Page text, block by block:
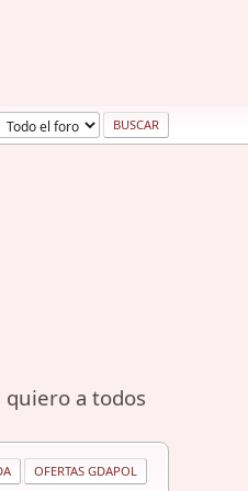
quiero a todos
OFERTAS GDAPOL